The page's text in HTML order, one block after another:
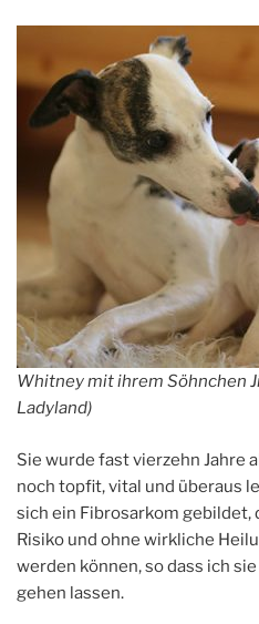
Whitney mit ihrem Söhnchen
Ladyland)
Sie wurde fast vierzehn Jahre
noch topfit, vital und überaus
sich ein Fibrosarkom gebildet,
Risiko und ohne wirkliche
werden können, so dass ich
gehen lassen.